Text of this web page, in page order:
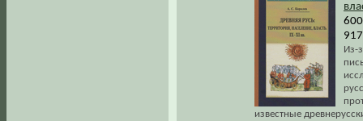
Из-
известные